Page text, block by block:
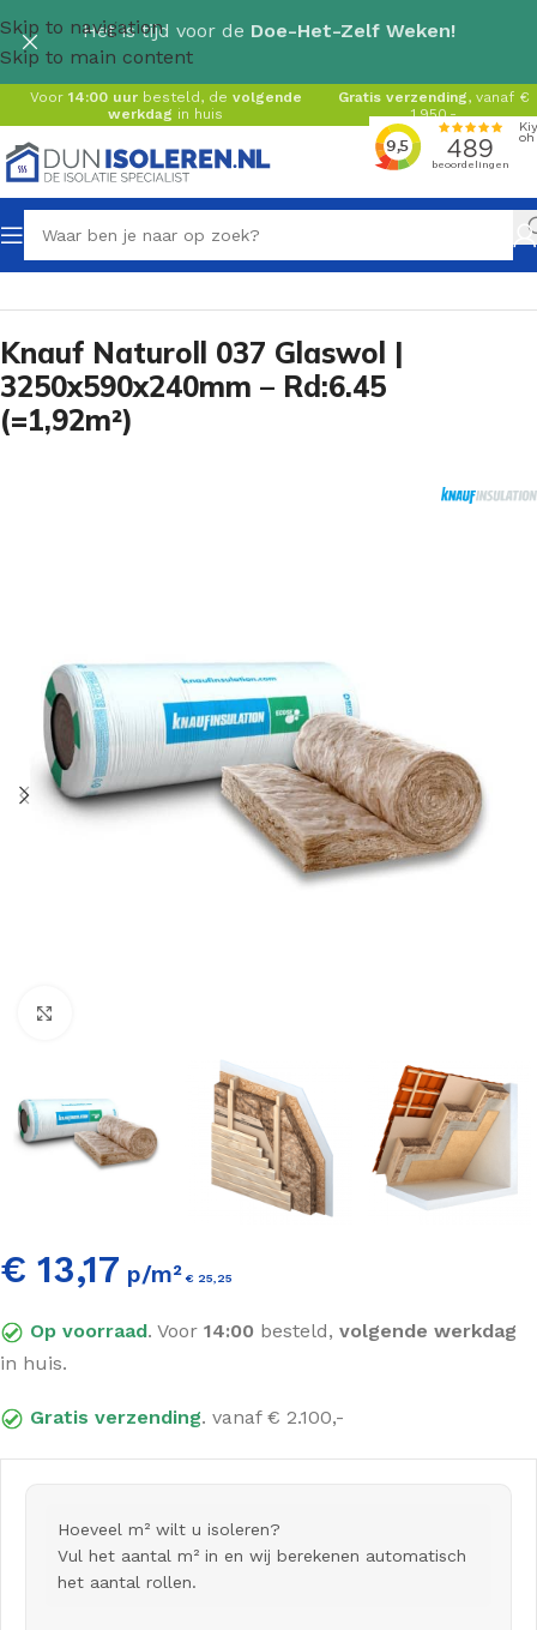
Skip to navigation
Skip to main content
Het is tijd voor de Doe-Het-Zelf Weken!
Voor 14:00 uurbesteld, de volgende
werkdag in huis
Gratis verzending, vanaf €
1.950,-
Home/Glaswol isolatie/Glaswol kale rol
Knauf Naturoll 037 Glaswol |
3250x590x240mm – Rd:6.45
(=1,92m²)
€ 13,17 p/m² € 25,25
Op voorraad. Voor 14:00 besteld, volgende werkdag
in huis.
Gratis verzending. vanaf € 2.100,-
Hoeveel m² wilt u isoleren?
Vul het aantal m² in en wij berekenen automatisch
het aantal rollen.